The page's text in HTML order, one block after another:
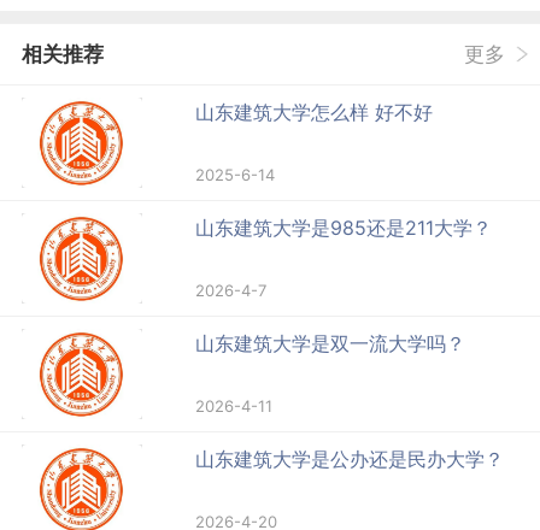
相关推荐 更多
山东建筑大学怎么样 好不好
2025-6-14
山东建筑大学是985还是211大学？
2026-4-7
山东建筑大学是双一流大学吗？
2026-4-11
山东建筑大学是公办还是民办大学？
2026-4-20